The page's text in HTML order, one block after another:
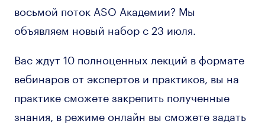
восьмой поток ASO Академии? Мы
объявляем новый набор c 23 июля.
Вас ждут 10 полноценных лекций в формате
вебинаров от экспертов и практиков, вы на
практике сможете закрепить полученные
знания, в режиме онлайн вы сможете задать